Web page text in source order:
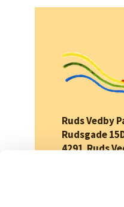
Ruds Vedby
Rudsgade
4291 Ruds
CVR-
EAN/GLN